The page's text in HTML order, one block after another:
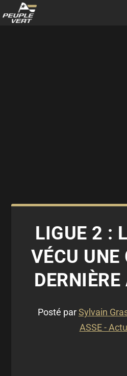
LIGUE 2 :
VÉCU UNE
Posté parSylvain
ASSE -